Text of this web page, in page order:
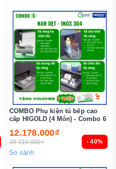
- 40%
COMBO Phụ kiện tủ bếp cao
cấp HIGOLD (4 Món) - Combo 6
12.178.000₫
20.310.000₫
So sánh